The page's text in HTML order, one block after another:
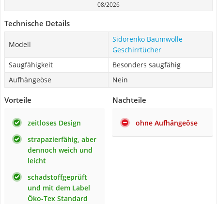
08/2026
Technische Details
Modell
Sidorenko Baumwolle
Geschirrtücher
Saugfähigkeit
Besonders saugfähig
Aufhängeöse
Nein
Vorteile
zeitloses Design
strapazierfähig, aber
dennoch weich und
leicht
schadstoffgeprüft
und mit dem Label
Öko-Tex Standard
Nachteile
ohne Aufhängeöse